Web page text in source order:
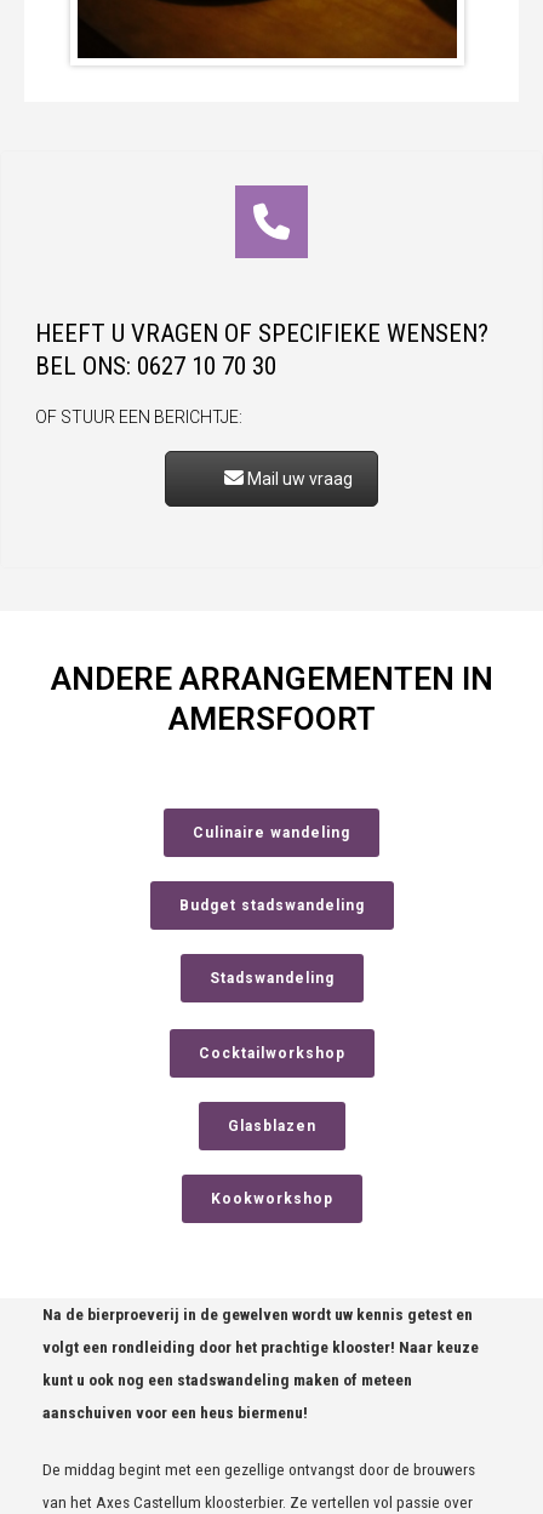
HEEFT U VRAGEN OF SPECIFIEKE WENSEN?
BEL ONS: 0627 10 70 30
OF STUUR EEN BERICHTJE:
Mail uw vraag
ANDERE ARRANGEMENTEN IN
AMERSFOORT
Culinaire wandeling
Budget stadswandeling
Stadswandeling
Cocktailworkshop
Glasblazen
Kookworkshop
Na de bierproeverij in de gewelven wordt uw kennis getest en
volgt een rondleiding door het prachtige klooster! Naar keuze
kunt u ook nog een stadswandeling maken of meteen
aanschuiven voor een heus biermenu!
De middag begint met een gezellige ontvangst door de brouwers
van het Axes Castellum kloosterbier. Ze vertellen vol passie over